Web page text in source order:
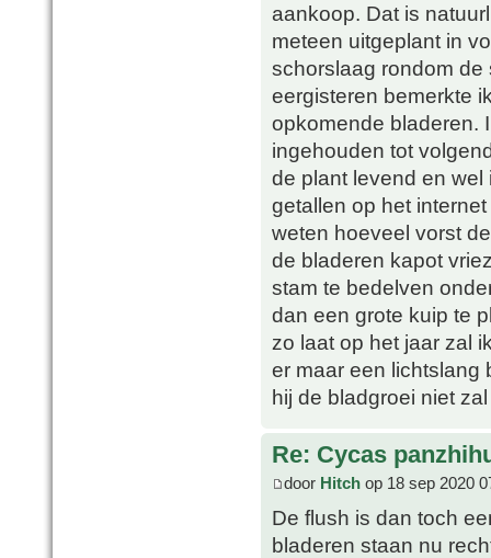
aankoop. Dat is
meteen uitgeplant in
schorslaag rondom de
eergisteren bemerkte
opkomende bladeren.
ingehouden tot
de plant levend en
getallen op het
weten hoeveel vorst
de bladeren kapot
stam te bedelven
dan een grote kuip te
zo laat op het jaar zal
er maar een lichtslang
hij de bladgroei niet
Re: Cycas
door Hitch op 18 sep 2020
De flush is dan toch
bladeren staan nu